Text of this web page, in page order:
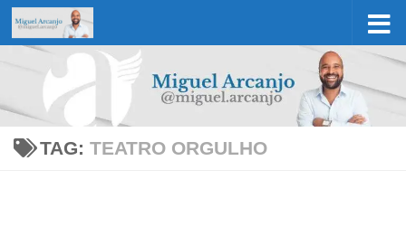
Skip to content
TAG: TEATRO ORGULHO